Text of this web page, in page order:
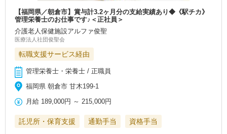
【福岡県／朝倉市】賞与計3.2ヶ月分の支給実績あり◆《駅チカ》
管理栄養士のお仕事です♪＜正社員＞
介護老人保健施設アルファ俊聖
医療法人社団俊聖会
転職支援サービス経由
管理栄養士・栄養士 / 正職員
福岡県 朝倉市 甘木199-1
月給 189,000円 ～215,000円
託児所・保育支援 通勤手当 資格手当